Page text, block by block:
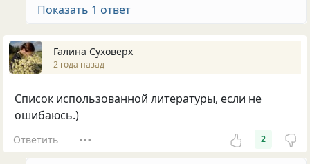
Показать 1 ответ
Галина Суховерх
2 года назад
Список использованной литературы, если не
ошибаюсь.)
Ответить 2